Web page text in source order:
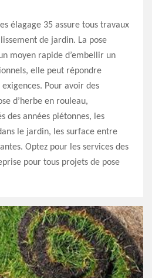
élagage 35 assure tous travaux
de jardin. La pose
moyen rapide d’embellir un
elle peut répondre
Pour avoir des
d’herbe en rouleau,
des années piétonnes, les
le jardin, les surface entre
Optez pour les services des
pour tous projets de pose